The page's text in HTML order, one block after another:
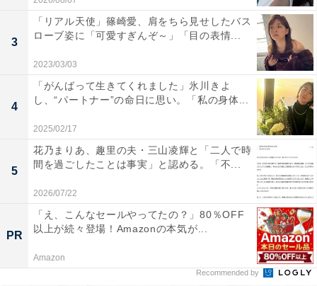
3
「リアル天使」篠崎愛、肩をちら見せしたバス
ローブ姿に「可愛すぎんぞ～」「目の表情...
2023/03/03
4
「がんばって生きてくれました」氷川きよ
し、“パートナー”の命日に思い。「私の身体...
2025/02/17
5
花乃まりあ、趣里の夫・三山凌輝と「二人で時
間を過ごしたことは事実」と認める。「不...
2026/07/22
PR
「え、こんなセールやってたの？」80％OFF
以上が続々登場！Amazonの本気が...
Amazon
Recommended by